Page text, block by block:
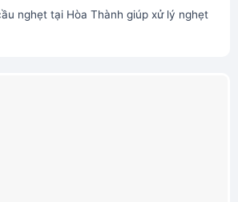
nghẹt tại Hòa Thành giúp xử lý nghẹt